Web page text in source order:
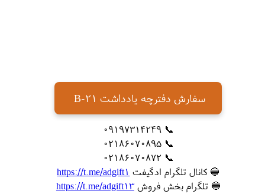
سفارش دفترچه یادداشت B-21
📞 09197314249
📞 02186070895
📞 02186070872
🔵 کانال تلگرام ادگیفت https://t.me/adgift1
🔵 تلگرام بخش فروشhttps://t.me/adgift13